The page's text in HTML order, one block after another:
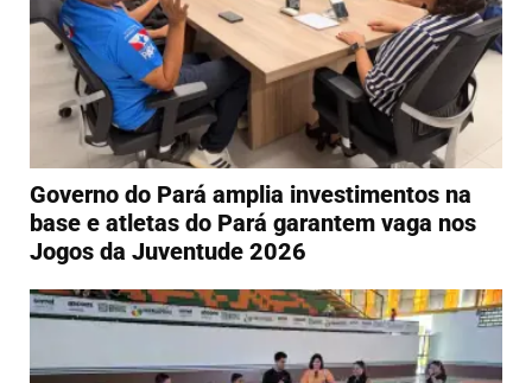
Governo do Pará amplia investimentos na
base e atletas do Pará garantem vaga nos
Jogos da Juventude 2026